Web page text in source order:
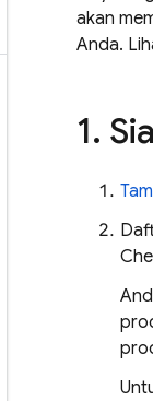
akan
Anda.
1.